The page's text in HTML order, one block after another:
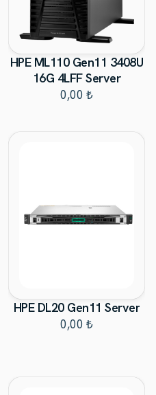
HPE ML110 Gen11 3408U
16G 4LFF Server
0,00 ₺
HPE DL20 Gen11 Server
0,00 ₺